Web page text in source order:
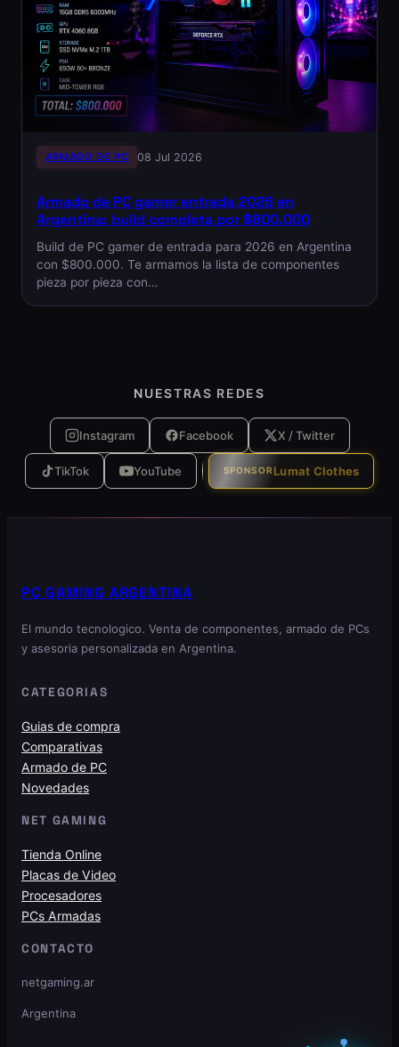
ARMADO DE PC 08 Jul 2026
Armado de PC gamer entrada 2026 en
Argentina: build completa por $800.000
Build de PC gamer de entrada para 2026 en Argentina
con $800.000. Te armamos la lista de componentes
pieza por pieza con…
NUESTRAS REDES
Instagram Facebook X / Twitter
TikTok YouTube SPONSOR Lumat Clothes
PC GAMING ARGENTINA
El mundo tecnologico. Venta de componentes, armado de PCs
y asesoria personalizada en Argentina.
CATEGORIAS
Guias de compra
Comparativas
Armado de PC
Novedades
NET GAMING
Tienda Online
Placas de Video
Procesadores
PCs Armadas
CONTACTO
netgaming.ar
Argentina